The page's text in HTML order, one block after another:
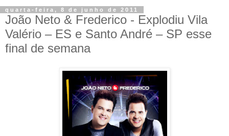
quarta-feira, 8 de junho de 2011
João Neto & Frederico - Explodiu Vila
Valério – ES e Santo André – SP esse
final de semana